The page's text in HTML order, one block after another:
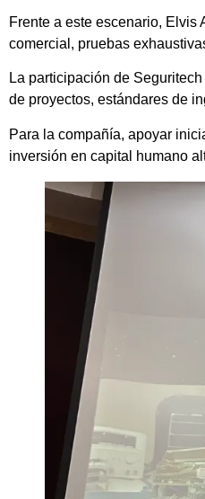
Frente a este escenario, Elvis
comercial, pruebas
La participación de
de proyectos, estándares de
Para la compañía, apoyar
inversión en capital humano